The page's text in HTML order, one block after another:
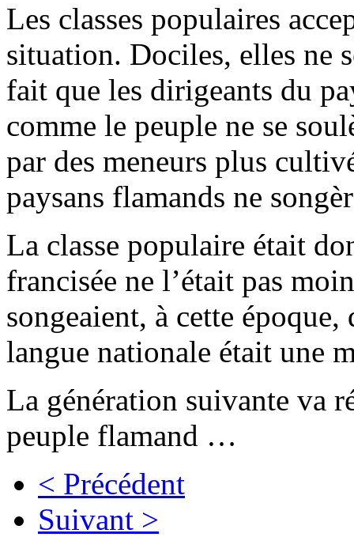
Les classes populaires
situation. Dociles, elles ne
fait que les dirigeants du
comme le peuple ne se
par des meneurs plus
paysans flamands ne
La classe populaire était
francisée ne l’était pas
songeaient, à cette
langue nationale était une
La génération suivante va
peuple flamand …
< Précédent
Suivant >